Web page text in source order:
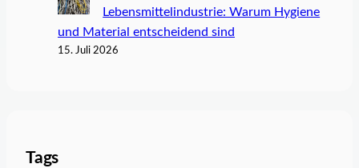
Lebensmittelindustrie: Warum Hygiene
und Material entscheidend sind
15. Juli 2026
Tags